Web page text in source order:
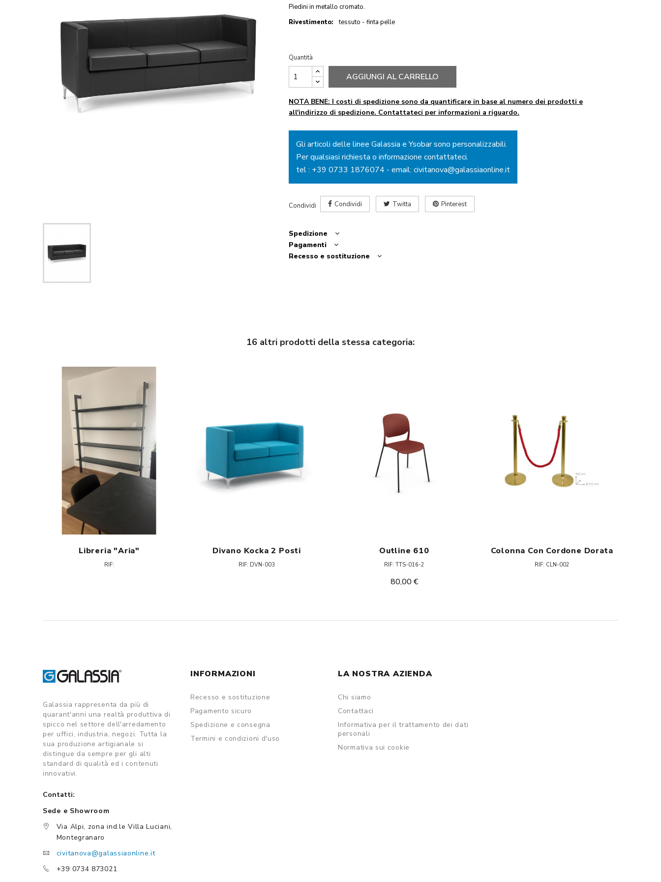
Piedini in metallo cromato.
Rivestimento: tessuto - finta pelle
Quantità
AGGIUNGI AL CARRELLO
NOTA BENE: I costi di spedizione sono da quantificare in base al numero dei prodotti e
all'indirizzo di spedizione. Contattateci per informazioni a riguardo.
Gli articoli delle linee Galassia e Ysobar sono personalizzabili.
Per qualsiasi richiesta o informazione contattateci.
tel : +39 0733 1876074 - email: civitanova@galassiaonline.it
Condividi Condividi Twitta Pinterest
Spedizione
Pagamenti
Recesso e sostituzione
16 altri prodotti della stessa categoria:
Libreria "Aria"
RIF:
Divano Kocka 2 Posti
RIF: DVN-003
Outline 610
RIF: TTS-016-2
80,00 €
Colonna Con Cordone Dorata
RIF: CLN-002
Galassia rappresenta da più di
quarant'anni una realtà produttiva di
spicco nel settore dell'arredamento
per uffici, industria, negozi. Tutta la
sua produzione artigianale si
distingue da sempre per gli alti
standard di qualità ed i contenuti
innovativi.
Contatti:
Sede e Showroom
Via Alpi, zona ind.le Villa Luciani,
Montegranaro
civitanova@galassiaonline.it
+39 0734 873021
INFORMAZIONI
Recesso e sostituzione
Pagamento sicuro
Spedizione e consegna
Termini e condizioni d'uso
LA NOSTRA AZIENDA
Chi siamo
Contattaci
Informativa per il trattamento dei dati
personali
Normativa sui cookie